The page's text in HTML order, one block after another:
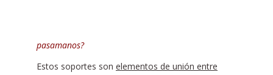
pasamanos?
Estos soportes son elementos de unión entre